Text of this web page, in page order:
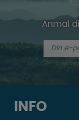
Anmäl
INFO